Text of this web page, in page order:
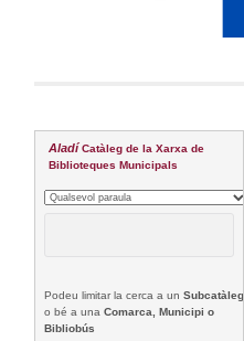
Aladí Catàleg de la Xarxa de
Biblioteques Municipals
Podeu limitar la cerca a unSubcatàleg
o bé a unaComarca, Municipi o
Bibliobús